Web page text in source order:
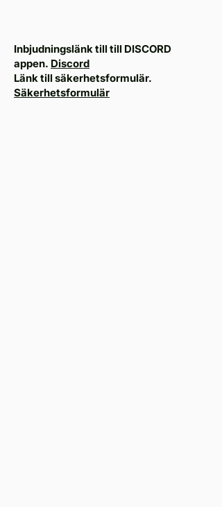
Inbjudningslänk till till DISCORD
appen. Discord
Länk till säkerhetsformulär.
Säkerhetsformulär